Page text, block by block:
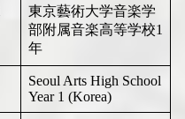
東京藝術大学音楽学
部附属音楽高等学校1
年
Seoul Arts High School
Year 1 (Korea)